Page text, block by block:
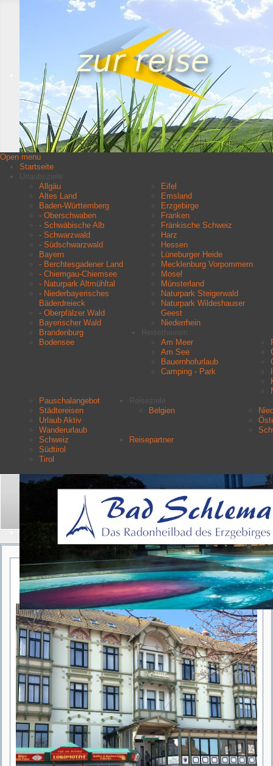
Open menu
Startseite
Allgäu
Altes Land
Baden-Württemberg
- Oberschwaben
- Schwäbische Alb
- Schwarzwald
- Südschwarzwald
Bayern
- Berchtesgadener Land
- Chiemgau-Chiemsee
- Naturpark Altmühltal
- Niederbayerisches
Bäderdreieck
- Oberpfälzer Wald
Bayerischer Wald
Brandenburg
Bodensee
Eifel
Emsland
Erzgebirge
Franken
Fränkische Schweiz
Harz
Hessen
Lüneburger Heide
Mecklenburg Vorpommern
Mosel
Münsterland
Naturpark Steigerwald
Naturpark Wildeshauser
Geest
Niederrhein
Am Meer
Am See
Bauernhofurlaub
Camping - Park
Pauschalangebot
Städtereisen
Urlaub Aktiv
Wanderurlaub
Belgien
Schweiz
Südtirol
Tirol
Reisepartner
Aktuelle Seite:Startseite Urlaubsziele - Insel Borkum
Suchen